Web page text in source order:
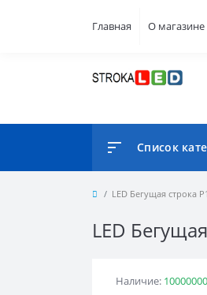
Главная О магазине
Список
LED Бегущая строка
LED
Наличие: 10000000